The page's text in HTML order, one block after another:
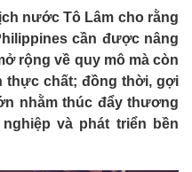
Tin 24h
Dự báo thời tiết
Giáo dục
Dấu ấn VOV
Việc làm
Biển đảo
nước Tô Lâm cho rằng
cần được nâng
rộng về quy mô mà còn
thực chất; đồng thời, gợi
nhằm thúc đẩy thương
và phát triển bền